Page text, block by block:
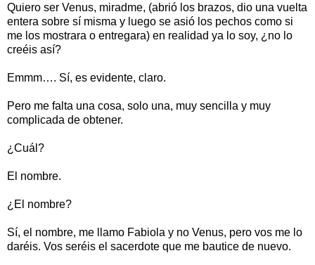
Quiero ser Venus, miradme, (abrió los brazos, dio una vuelta
entera sobre sí misma y luego se asió los pechos como si
me los mostrara o entregara) en realidad ya lo soy, ¿no lo
creéis así?
Emmm…. Sí, es evidente, claro.
Pero me falta una cosa, solo una, muy sencilla y muy
complicada de obtener.
¿Cuál?
El nombre.
¿El nombre?
Sí, el nombre, me llamo Fabiola y no Venus, pero vos me lo
daréis. Vos seréis el sacerdote que me bautice de nuevo.